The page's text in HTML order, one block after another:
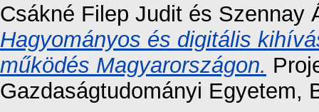
Csákné Filep Judit és Szennay
Hagyományos és digitális
működés Magyarországon.
Gazdaságtudományi Egyetem,